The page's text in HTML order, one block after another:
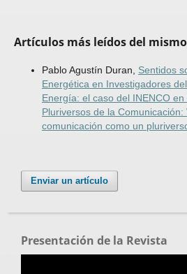
Artículos más leídos del
Pablo Agustín Duran, Sentidos
Energética en Investigadores
Energía: el caso del INENCO
Pluriversos de la
comunicación como un
Enviar un artículo
Presentación de la Revista